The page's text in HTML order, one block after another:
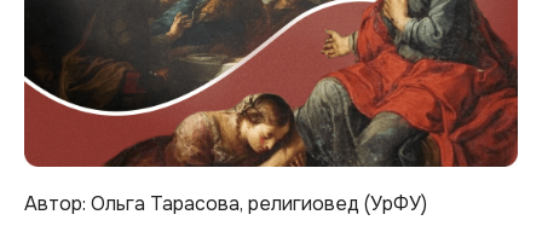
Автор: Ольга Тарасова, религиовед (УрФУ)